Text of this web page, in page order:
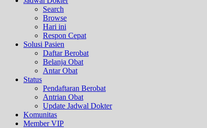
Search
Browse
Hari ini
Respon Cepat
Solusi Pasien
Daftar Berobat
Belanja Obat
Antar Obat
Status
Pendaftaran Berobat
Antrian Obat
Update Jadwal Dokter
Komunitas
Member VIP